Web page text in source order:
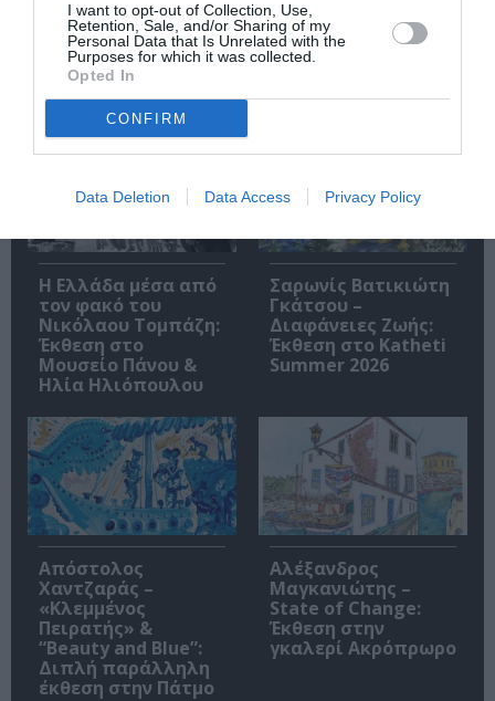
I want to opt-out of Collection, Use,
Retention, Sale, and/or Sharing of my
Personal Data that Is Unrelated with the
Purposes for which it was collected.
Opted In
CONFIRM
Data Deletion Data Access Privacy Policy
Σχετικά Άρθρα
Η Ελλάδα μέσα από
τον φακό του
Νικόλαου Τομπάζη:
Έκθεση στο
Μουσείο Πάνου &
Ηλία Ηλιόπουλου
Σαρωνίς Βατικιώτη
Γκάτσου –
Διαφάνειες Ζωής:
Έκθεση στο Katheti
Summer 2026
Απόστολος
Χαντζαράς –
«Κλεμμένος
Πειρατής» &
“Beauty and Blue”:
Διπλή παράλληλη
έκθεση στην Πάτμο
Αλέξανδρος
Μαγκανιώτης –
State of Change:
Έκθεση στην
γκαλερί Ακρόπρωρο